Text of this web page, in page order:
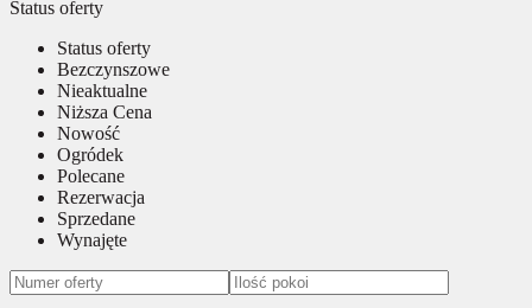
Status oferty
Status oferty
Bezczynszowe
Nieaktualne
Niższa Cena
Nowość
Ogródek
Polecane
Rezerwacja
Sprzedane
Wynajęte